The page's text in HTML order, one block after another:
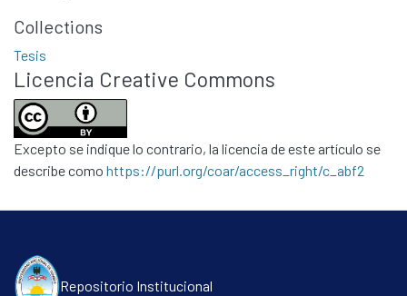
Collections
Tesis
Licencia Creative Commons
Excepto se indique lo contrario, la licencia de este artículo se
describe como https://purl.org/coar/access_right/c_abf2
Repositorio Institucional